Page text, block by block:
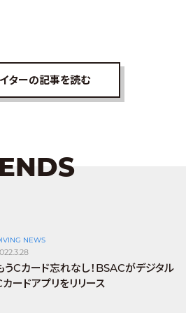
ターの記事を読む
NEWS
うCカード忘れなし！BSACがデジタル
ードアプリをリリース